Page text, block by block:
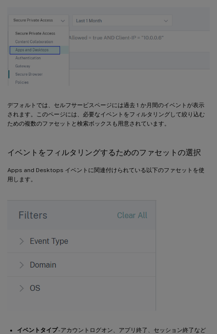
デフォルトでは、セルフサービスページには過去 1 か月間のイベントが表示
されます。このページには、必要なイベントをフィルタリングして絞り込む
ための複数のファセットと検索ボックスも用意されています。
イベントをフィルタリングするためのファセットの選択
Apps and Desktops イベントに関連付けられている以下のファセットを使
用します。
イベントタイプ- アカウントログオン、アプリ終了、セッション終了など